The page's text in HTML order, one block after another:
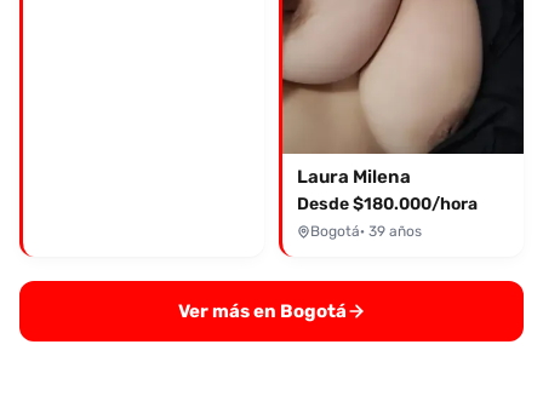
Laura Milena
Desde $180.000/hora
Bogotá· 39 años
Ver más en Bogotá